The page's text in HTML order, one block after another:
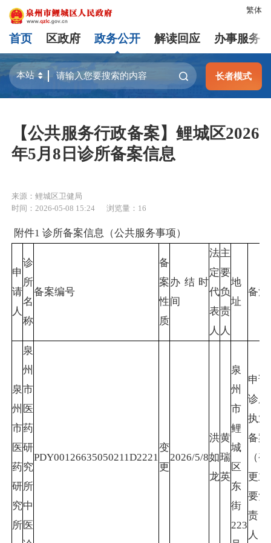
繁体
首页 区政府 政务公开 解读回应 办事服务
长者模式
【公共服务行政备案】鲤城区2026
年5月8日诊所备案信息
来源：鲤城区卫健局
时间：2026-05-08 15:24
浏览量： 16
附件1 诊所备案信息（公共服务事项）
申
请
人
诊
所
名
称
备案编号
备
案
性
质
办结时
间
法
定
代
表
人
主
要
负
责
人
地
址
备注
泉
州
市
医
药
研
究
所
泉
州
市
医
药
研
究
所
中
医
PDY00126635050211D2221
变
更
2026/5/8
洪
如
龙
黄
瑞
英
泉
州
市
鲤
城
区
东
街
223
申请
诊所
执业
备案
（变
更主
要负
责
人）